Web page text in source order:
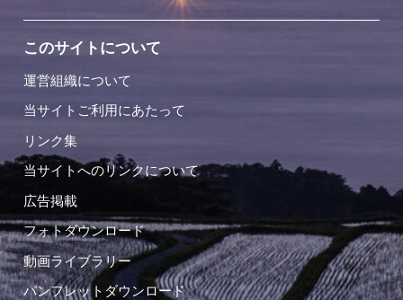
このサイトについて
運営組織について
当サイトご利用にあたって
リンク集
当サイトへのリンクについて
広告掲載
フォトダウンロード
動画ライブラリー
パンフレットダウンロード